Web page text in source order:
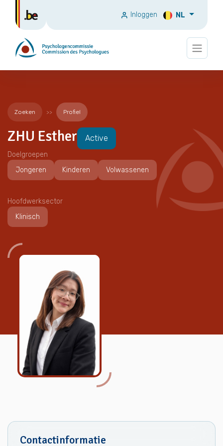
Inloggen NL
Zoeken Profiel
ZHU Esther Active
Doelgroepen
Jongeren
Kinderen Volwassenen
Hoofdwerksector
Klinisch
Contactinformatie